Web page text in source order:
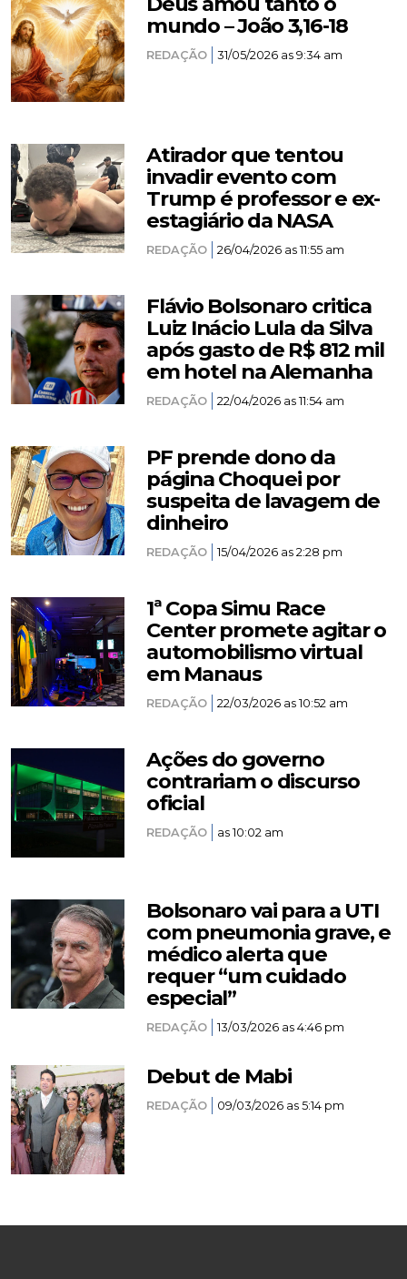
mundo – João 3,16-18
REDAÇÃO 31/05/2026 as 9:34 am
Atirador que tentou
invadir evento com
Trump é professor e ex-
estagiário da NASA
REDAÇÃO 26/04/2026 as 11:55 am
Flávio Bolsonaro critica
Luiz Inácio Lula da Silva
após gasto de R$ 812 mil
em hotel na Alemanha
REDAÇÃO 22/04/2026 as 11:54 am
PF prende dono da
página Choquei por
suspeita de lavagem de
dinheiro
REDAÇÃO 15/04/2026 as 2:28 pm
1ª Copa Simu Race
Center promete agitar o
automobilismo virtual
em Manaus
REDAÇÃO 22/03/2026 as 10:52 am
Ações do governo
contrariam o discurso
oficial
REDAÇÃO as 10:02 am
Bolsonaro vai para a UTI
com pneumonia grave, e
médico alerta que
requer “um cuidado
especial”
REDAÇÃO 13/03/2026 as 4:46 pm
Debut de Mabi
REDAÇÃO 09/03/2026 as 5:14 pm